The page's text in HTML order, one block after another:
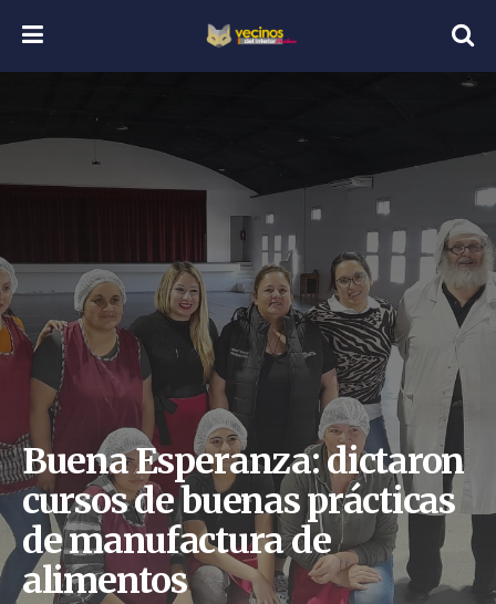
Buena Esperanza: dictaron
cursos de buenas prácticas
de manufactura de
alimentos